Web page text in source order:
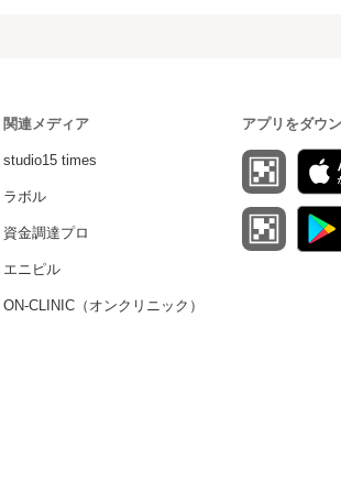
関連メディア
studio15 times
ラボル
資金調達プロ
エニピル
ON-CLINIC（オンクリニック）
アプリをダウ